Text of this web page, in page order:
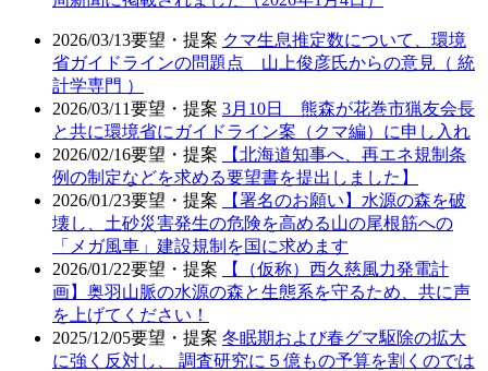
2026/03/13要望・提案 クマ生息推定数について、環境
省ガイドラインの問題点 山上俊彦氏からの意見（ 統
計学専門 ）
2026/03/11要望・提案 3月10日 熊森が花巻市猟友会長
と共に環境省にガイドライン案（クマ編）に申し入れ
2026/02/16要望・提案
【北海道知事へ、再エネ規制条
例の制定などを求める要望書を提出しました】
2026/01/23要望・提案
【署名のお願い】水源の森を破
壊し、土砂災害発生の危険を高める山の尾根筋への
「メガ風車」建設規制を国に求めます
2026/01/22要望・提案
【（仮称）西久慈風力発電計
画】奥羽山脈の水源の森と生態系を守るため、共に声
を上げてください！
2025/12/05要望・提案 冬眠期および春グマ駆除の拡大
に強く反対し、 調査研究に５億もの予算を割くのでは